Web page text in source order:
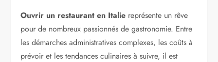
Ouvrir un restaurant en Italie représente un rêve
pour de nombreux passionnés de gastronomie. Entre
les démarches administratives complexes, les coûts à
prévoir et les tendances culinaires à suivre, il est